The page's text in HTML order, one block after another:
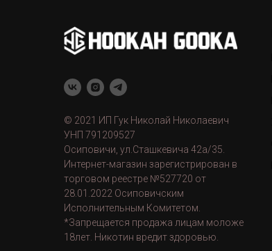
© 2021 ИП Гук Николай Николаевич
УНП 791209527
Осиповичи, ул.Сташкевича 42а/35.
Интернет-магазин зарегистрирован в
торговом реестре №527720 от
28.01.2022 Осиповичским
Исполнительным Комитетом.
*Запрещается продажа лицам моложе
18лет. Никотин вредит здоровью.